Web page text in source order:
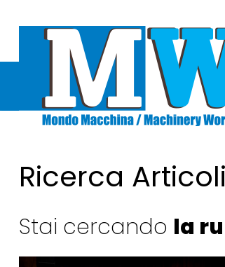
Ricerca Articoli
Stai cercando la